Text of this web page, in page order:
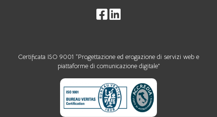
Certificata ISO 9001 “Progettazione ed erogazione di servizi web e
piattaforme di comunicazione digitale”